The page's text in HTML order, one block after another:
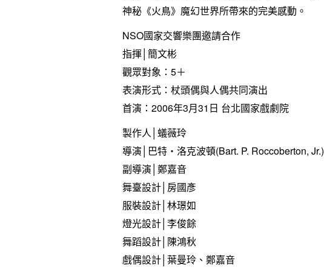
神秘《火鳥》魔幻世界所帶來的完美感動。
NSO國家交響樂團邀請合作
指揮│簡文彬
觀眾對象：5＋
表演形式：杖頭偶與人偶共同演出
首演：2006年3月31日 台北國家戲劇院
製作人│蟻薇玲
導演│巴特‧洛克波頓(Bart. P. Roccoberton, Jr.)
副導演│鄭嘉音
舞臺設計│房國彥
服裝設計│林璟如
燈光設計│李俊餘
舞蹈設計│陳鴻秋
戲偶設計│葉曼玲、鄭嘉音